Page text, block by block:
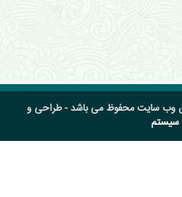
وب سایت محفوظ می باشد - طراحی و
سیستم